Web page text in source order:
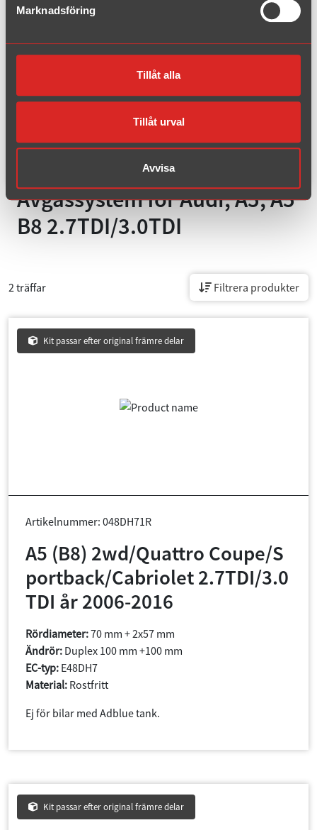
Marknadsföring
Tillåt alla
Tillåt urval
Avvisa
Skoda
Subaru
Avgassystem förAudi, A5, A5
B8 2.7TDI/3.0TDI
2 träffar Filtrera produkter
Kit passar efter original främre delar
Artikelnummer: 048DH71R
A5 (B8) 2wd/Quattro Coupe/S
portback/Cabriolet 2.7TDI/3.0
TDI år 2006-2016
Rördiameter:70 mm + 2x57 mm
Ändrör: Duplex 100 mm +100 mm
EC-typ: E48DH7
Material: Rostfritt
Ej för bilar med Adblue tank.
Kit passar efter original främre delar